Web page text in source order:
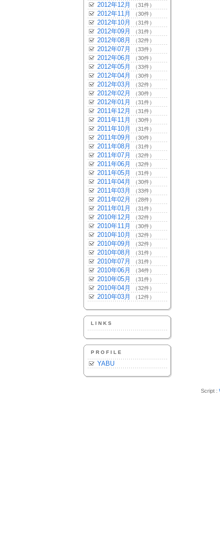
2012年12月 （31件）
2012年11月 （30件）
2012年10月 （31件）
2012年09月 （31件）
2012年08月 （32件）
2012年07月 （33件）
2012年06月 （30件）
2012年05月 （33件）
2012年04月 （30件）
2012年03月 （32件）
2012年02月 （30件）
2012年01月 （31件）
2011年12月 （31件）
2011年11月 （30件）
2011年10月 （31件）
2011年09月 （30件）
2011年08月 （31件）
2011年07月 （32件）
2011年06月 （32件）
2011年05月 （31件）
2011年04月 （30件）
2011年03月 （33件）
2011年02月 （28件）
2011年01月 （31件）
2010年12月 （32件）
2010年11月 （30件）
2010年10月 （32件）
2010年09月 （32件）
2010年08月 （31件）
2010年07月 （31件）
2010年06月 （34件）
2010年05月 （31件）
2010年04月 （32件）
2010年03月 （12件）
LINKS
PROFILE
YABU
Script :